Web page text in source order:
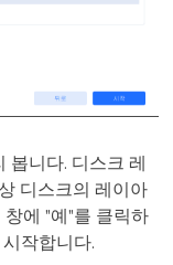
봅니다. 디스크 레
디스크의 레이아
에 "예"를 클릭하
작합니다.